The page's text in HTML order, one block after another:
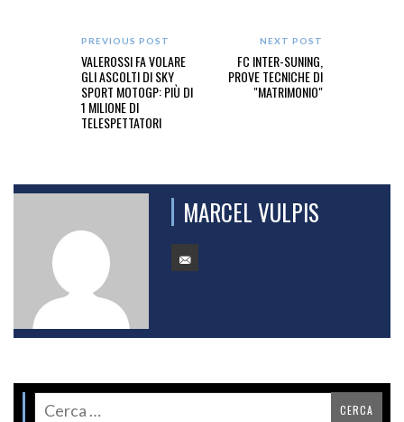
PREVIOUS POST
VALEROSSI FA VOLARE
GLI ASCOLTI DI SKY
SPORT MOTOGP: PIÙ DI
1 MILIONE DI
TELESPETTATORI
NEXT POST
FC INTER-SUNING,
PROVE TECNICHE DI
"MATRIMONIO"
MARCEL VULPIS